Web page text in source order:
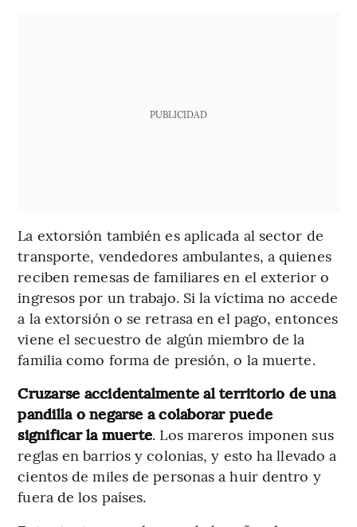
PUBLICIDAD
La extorsión también es aplicada al sector de
transporte, vendedores ambulantes, a quienes
reciben remesas de familiares en el exterior o
ingresos por un trabajo. Si la víctima no accede
a la extorsión o se retrasa en el pago, entonces
viene el secuestro de algún miembro de la
familia como forma de presión, o la muerte.
Cruzarse accidentalmente al territorio de una
pandilla o negarse a colaborar puede
significar la muerte. Los mareros imponen sus
reglas en barrios y colonias, y esto ha llevado a
cientos de miles de personas a huir dentro y
fuera de los países.